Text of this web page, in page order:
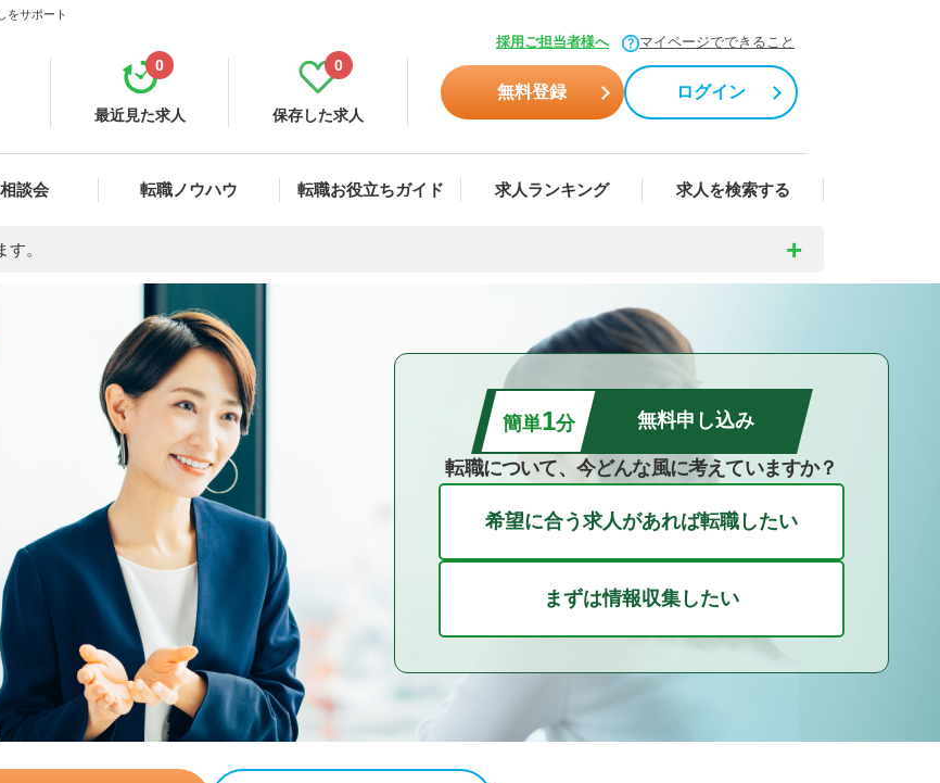
をサポート
採用ご担当者様へ マイページでできること
最近見た求人
0
保存した求人
0
無料登録 ログイン
談会 転職ノウハウ 転職お役立ちガイド 求人ランキング 求人を検索する
。
簡単1分 無料申し込み
転職について、今どんな風に考えていますか？
希望に合う求人があれば転職したい
まずは情報収集したい